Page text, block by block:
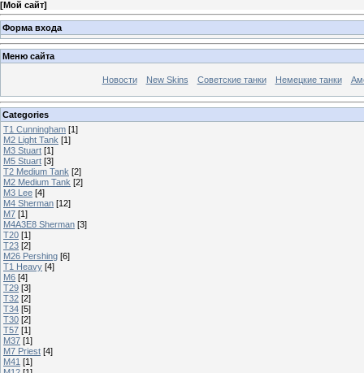
[Мой сайт]
Форма входа
Меню сайта
Новости New Skins Советские танки Немецкие танки
Categories
T1 Cunningham [1]
M2 Light Tank [1]
M3 Stuart [1]
M5 Stuart [3]
T2 Medium Tank [2]
M2 Medium Tank [2]
M3 Lee [4]
M4 Sherman [12]
M7 [1]
M4A3E8 Sherman [3]
T20 [1]
T23 [2]
M26 Pershing [6]
T1 Heavy [4]
M6 [4]
T29 [3]
T32 [2]
T34 [5]
T30 [2]
T57 [1]
M37 [1]
M7 Priest [4]
M41 [1]